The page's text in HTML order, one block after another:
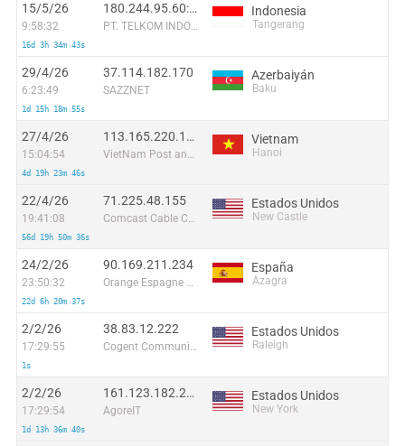
15/5/26
9:58:32
16d 3h 34m 43s
180.244.95.60:56494
PT. TELKOM INDONESIA
Indonesia
Tangerang
29/4/26
6:23:49
1d 15h 18m 55s
37.114.182.170
SAZZNET
Azerbaiyán
Baku
27/4/26
15:04:54
4d 19h 23m 46s
113.165.220.176
VietNam Post and Telecom Corporation
Vietnam
Hanoi
22/4/26
19:41:08
56d 19h 50m 36s
71.225.48.155
Comcast Cable Communications, LLC
Estados Unidos
New Castle
24/2/26
23:50:32
22d 6h 20m 37s
90.169.211.234
Orange Espagne SA
España
Azagra
2/2/26
17:29:55
1s
38.83.12.222
Cogent Communications
Estados Unidos
Raleigh
2/2/26
17:29:54
1d 13h 36m 40s
161.123.182.216
AgoreIT
Estados Unidos
New York